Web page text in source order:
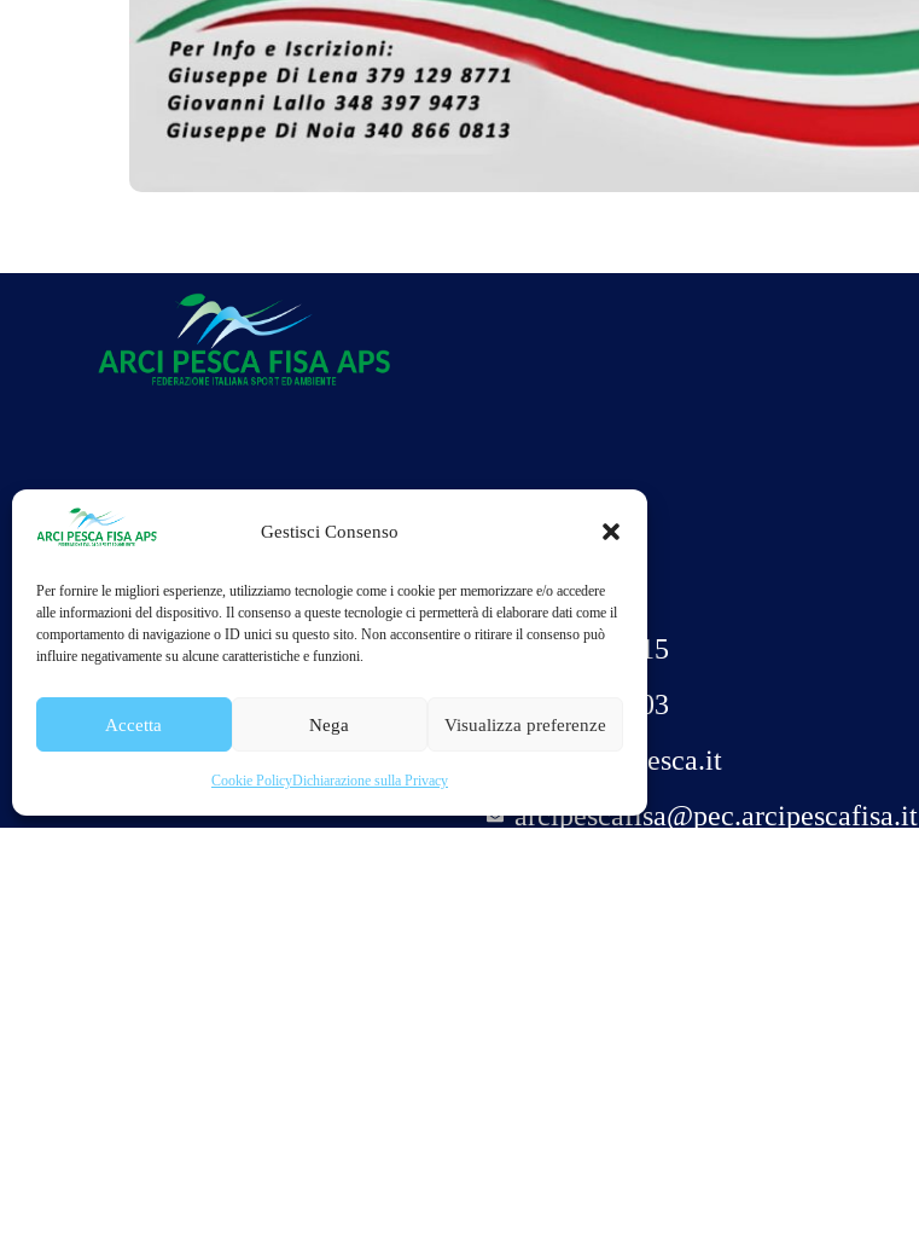
Gestisci Consenso
Per fornire le migliori esperienze, utilizziamo tecnologie come i cookie per memorizzare e/o accedere
alle informazioni del dispositivo. Il consenso a queste tecnologie ci permetterà di elaborare dati come il
comportamento di navigazione o ID unici su questo sito. Non acconsentire o ritirare il consenso può
influire negativamente su alcune caratteristiche e funzioni.
Accetta Nega Visualizza preferenze
Cookie PolicyDichiarazione sulla Privacy
Telefono:
06-93578515
376-1939303
info@arcipesca.it
arcipescafisa@pec.arcipescafisa.it